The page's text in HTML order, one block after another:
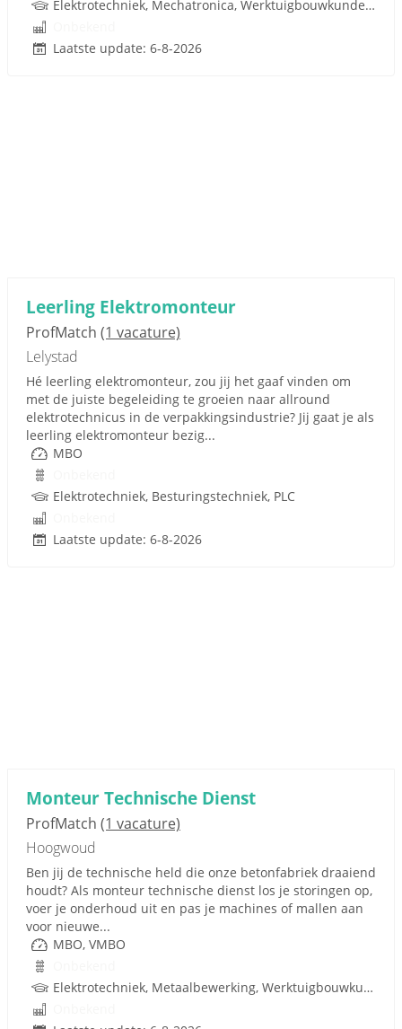
Elektrotechniek, Mechatronica, Werktuigbouwkunde, Pneumatiek
Laatste update: 6-8-2026
Leerling Elektromonteur
ProfMatch (1 vacature)
Lelystad
Hé leerling elektromonteur, zou jij het gaaf vinden om
met de juiste begeleiding te groeien naar allround
elektrotechnicus in de verpakkingsindustrie? Jij gaat je als
leerling elektromonteur bezig...
MBO
Elektrotechniek, Besturingstechniek, PLC
Laatste update: 6-8-2026
Monteur Technische Dienst
ProfMatch (1 vacature)
Hoogwoud
Ben jij de technische held die onze betonfabriek draaiend
houdt? Als monteur technische dienst los je storingen op,
voer je onderhoud uit en pas je machines of mallen aan
voor nieuwe...
MBO, VMBO
Elektrotechniek, Metaalbewerking, Werktuigbouwkunde, Metaal, PLC, Techniek, W-Installaties, VMBO